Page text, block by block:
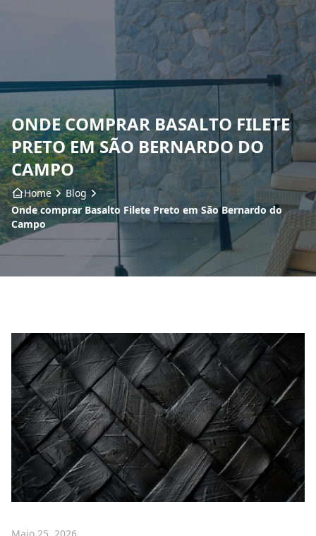
Home
Sobre nós
Produtos
Serviços
Blog
ONDE COMPRAR BASALTO FILETE
PRETO EM SÃO BERNARDO DO
CAMPO
Home
Blog
Onde comprar Basalto Filete Preto em São Bernardo do
Campo